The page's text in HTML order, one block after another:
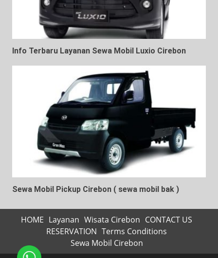
Info Terbaru Layanan Sewa Mobil Luxio Cirebon
Sewa Mobil Pickup Cirebon ( sewa mobil bak )
HOME Layanan Wisata Cirebon CONTACT US
RESERVATION Terms Conditions
Sewa Mobil Cirebon